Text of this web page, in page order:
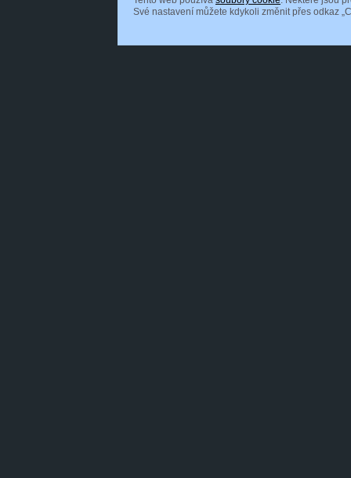
Své nastavení můžete kdykoli změnit přes odkaz